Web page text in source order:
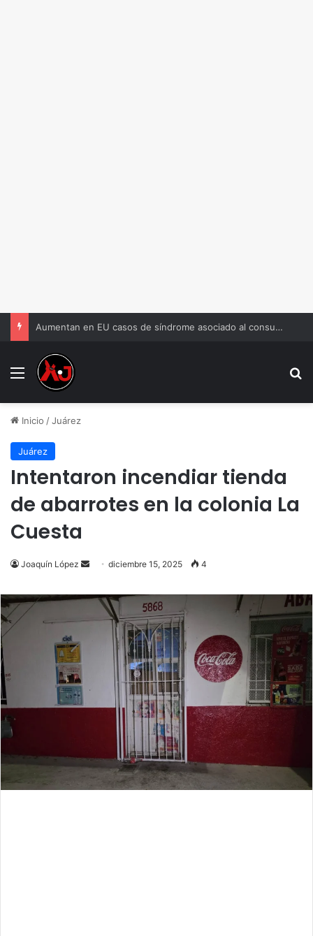
Aumentan en EU casos de síndrome asociado al consumo frecuente de marihuana
Menu
Inicio /Juárez
Juárez
Intentaron incendiar tienda
de abarrotes en la colonia La
Cuesta
Joaquín López
Send
email
diciembre 15, 2025 4